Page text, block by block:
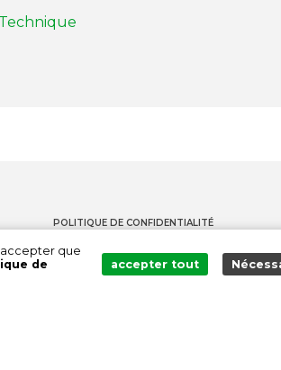
POLITIQUE DE CONFIDENTIALITÉ
CHAÎNE DES LANCEURS D'ALERTE
que
de
accepter tout